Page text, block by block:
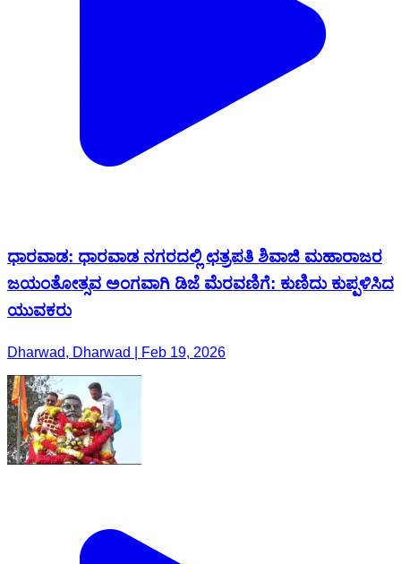
ಧಾರವಾಡ: ಧಾರವಾಡ ನಗರದಲ್ಲಿ ಛತ್ರಪತಿ ಶಿವಾಜಿ ಮಹಾರಾಜರ
ಜಯಂತೋತ್ಸವ ಅಂಗವಾಗಿ ಡಿಜೆ ಮೆರವಣಿಗೆ: ಕುಣಿದು ಕುಪ್ಪಳಿಸಿದ
ಯುವಕರು
Dharwad, Dharwad | Feb 19, 2026